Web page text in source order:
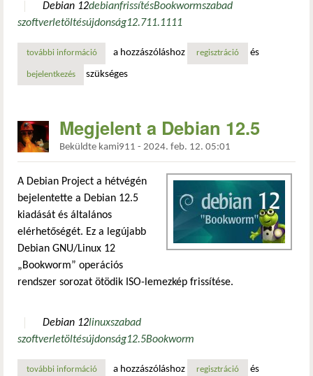
Debian 12debianfrissítésBookwormszabad
szoftverletöltésújdonság12.711.1111
további információmegjelent a debian 12.7 „bookworm” frissítés
a hozzászóláshoz regisztráció és
bejelentkezés szükséges
Megjelent a Debian 12.5
Beküldte kami911 - 2024. feb. 12. 05:01
A Debian Project a hétvégén
bejelentette a Debian 12.5
kiadását és általános
elérhetőségét. Ez a legújabb
Debian GNU/Linux 12
„Bookworm” operációs
rendszer sorozat ötödik ISO-lemezkép frissítése.
Debian 12linuxszabad
szoftverletöltésújdonság12.5Bookworm
további információmegjelent a debian 12.5 tartalommal kapcsolatosan
a hozzászóláshoz regisztráció és